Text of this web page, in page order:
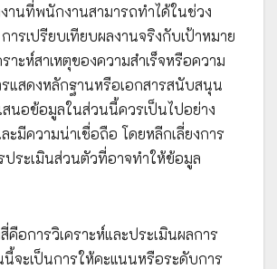
านที่พนักงานสามารถทำได้ในช่วง
ารเปรียบเทียบผลงานจริงกับเป้าหมาย
าะห์สาเหตุของความสำเร็จหรือความ
รแสดงหลักฐานหรือเอกสารสนับสนุน
สนอข้อมูลในส่วนนี้ควรเป็นไปอย่าง
ะมีความน่าเชื่อถือ โดยหลีกเลี่ยงการ
ประเมินส่วนตัวที่อาจทำให้ข้อมูล
อการวิเคราะห์และประเมินผลการ
จะเป็นการให้คะแนนหรือระดับการ